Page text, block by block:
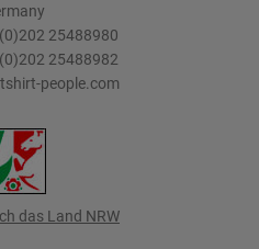
25488980
25488982
people.com
das Land NRW